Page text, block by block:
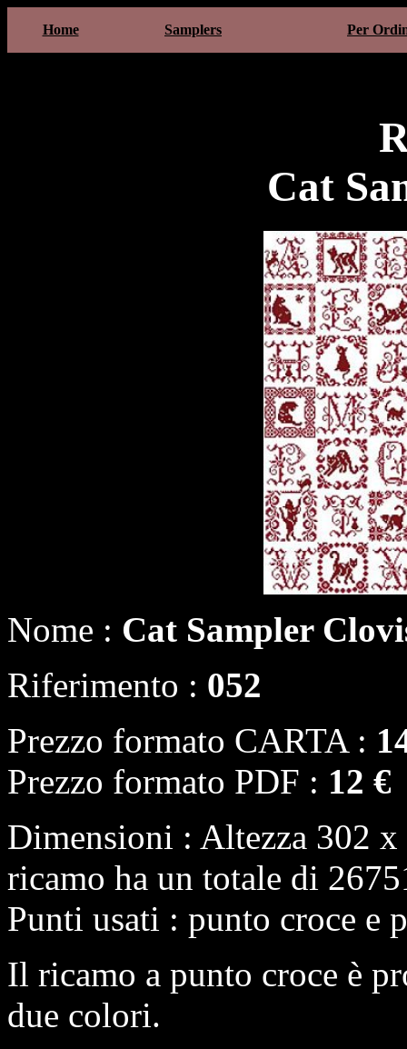
Home Samplers Per
Cat
Nome : Cat Sampler
Riferimento : 052
Prezzo formato CARTA :
Prezzo formato PDF : 12 €
Dimensioni : Altezza 302
ricamo ha un totale di
Punti usati : punto croce e
Il ricamo a punto croce è
due colori.